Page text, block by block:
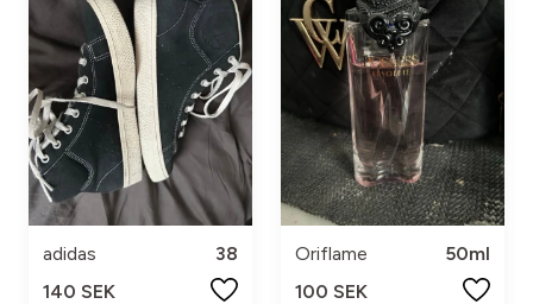
adidas
38
140 SEK
Oriflame
50ml
100 SEK